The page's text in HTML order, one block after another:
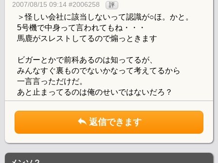
2007/08/15 09:14 #2006258 評
＞怪しい会社に該当しないって認識が○ほ。かと。
5号機で中身って言われてもね・・・
馬鹿がスレストしてるので煽っときます
ビガーとかで前科あるのは知ってるが、
みんなすぐ裏ものでないかなって考えてるから
一言言っただけだ。
あと止まってるのは俺のせいではないだろ？
返信できます